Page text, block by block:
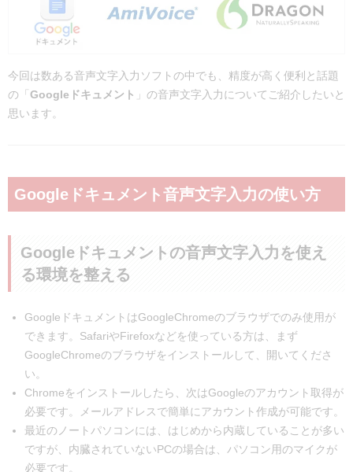
今回は数ある音声文字入力ソフトの中でも、精度が高く便利と話題
の「 Googleドキュメント 」の音声文字入力についてご紹介したいと
思います。
Googleドキュメント音声文字入力の使い方
Googleドキュメントの音声文字入力を使え
る環境を整える
GoogleドキュメントはGoogleChromeのブラウザでのみ使用が
できます。SafariやFirefoxなどを使っている方は、まず
GoogleChromeのブラウザをインストールして、開いてくださ
い。
Chromeをインストールしたら、次はGoogleのアカウント取得が
必要です。メールアドレスで簡単にアカウント作成が可能です。
最近のノートパソコンには、はじめから内蔵していることが多い
ですが、内臓されていないPCの場合は、パソコン用のマイクが
必要です。